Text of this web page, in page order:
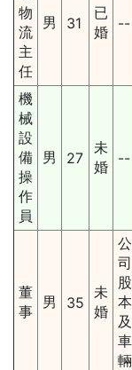
物
流
主
任
男 31
已
婚
--
機
械
設
備
操
作
員
男 27
未
婚
--
董
事
男 35
未
婚
公
司
股
本
及
車
輛